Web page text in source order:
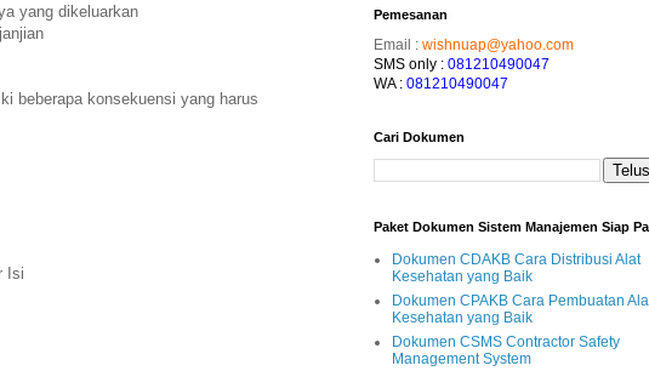
yang dikeluarkan
beberapa konsekuensi yang harus
Isi
Pemesanan
Email : wishnuap@yahoo.com
SMS only : 081210490047
WA: 081210490047
Cari Dokumen
Paket Dokumen Sistem Manajemen Siap
Dokumen CDAKB Cara Distribusi Alat
Kesehatan yang Baik
Dokumen CPAKB Cara Pembuatan
Kesehatan yang Baik
Dokumen CSMS Contractor Safety
Management System